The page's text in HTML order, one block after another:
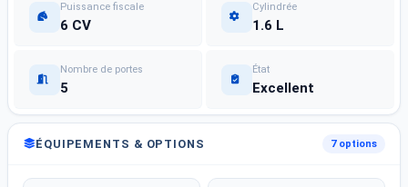
Puissance fiscale
6 CV
Cylindrée
1.6 L
Nombre de portes
5
État
Excellent
ÉQUIPEMENTS & OPTIONS 7 options